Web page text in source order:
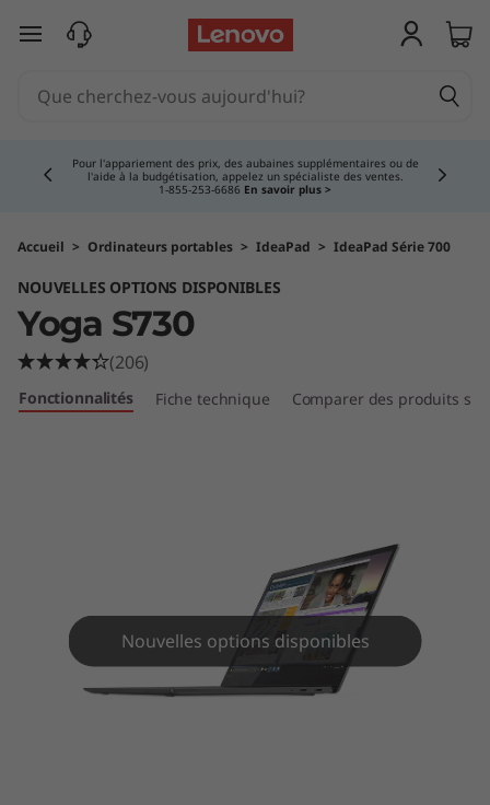
O
a
e
u
passer au contenu principal
Pour l'appariement des prix, des aubaines supplémentaires ou de
l'aide à la budgétisation, appelez un spécialiste des ventes.
1‑855‑253‑6686 En savoir plus >
Accueil > Ordinateurs portables > IdeaPad > IdeaPad Série 700
NOUVELLES OPTIONS DISPONIBLES
Yoga S730
(206)
Fonctionnalités Fiche technique Comparer des produits
Nouvelles options disponibles